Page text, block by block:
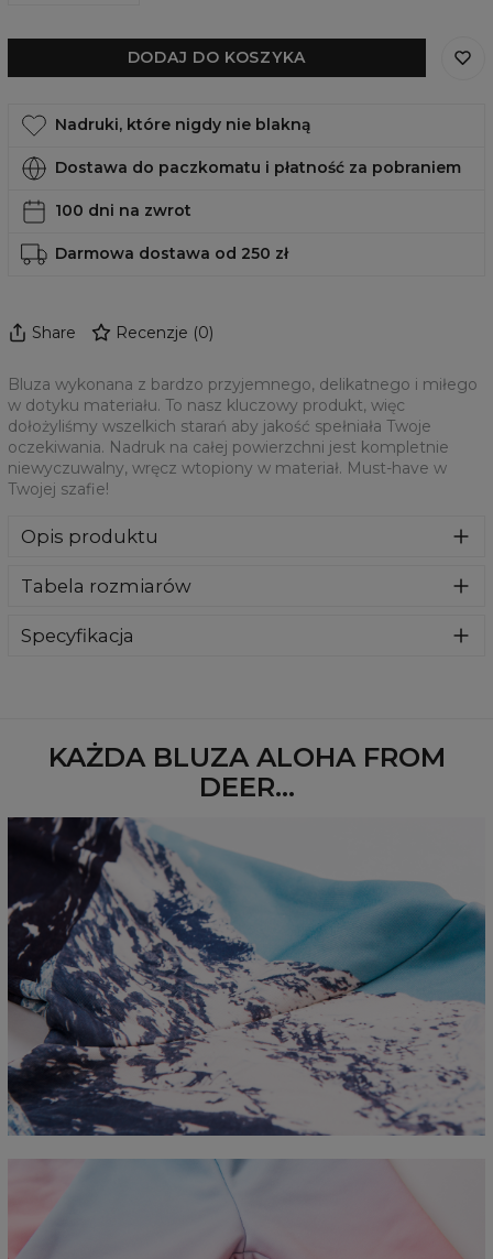
DODAJ DO KOSZYKA
Nadruki, które nigdy nie blakną
Dostawa do paczkomatu i płatność za pobraniem
100 dni na zwrot
Darmowa dostawa od 250 zł
Share Recenzje (0)
Bluza wykonana z bardzo przyjemnego, delikatnego i miłego
w dotyku materiału. To nasz kluczowy produkt, więc
dołożyliśmy wszelkich starań aby jakość spełniała Twoje
oczekiwania. Nadruk na całej powierzchni jest kompletnie
niewyczuwalny, wręcz wtopiony w materiał. Must-have w
Twojej szafie!
Opis produktu
bawełny i poliestru z wysokiej jakości nadrukiem z przodu i
długie rękawy. Trwałe, wzmocnione szwy są kolorowe, aby
Tabela rozmiarów
Mierzone na płasko
CM
XS S M L 3XL
4XL
A - Długość
67 68 69 70 71 73 75
78
B - Sz. klatki piersiowej
50 52 54 56 58 60 63
C - Długość rękawów
66 66 67 68 69
Specyfikacja
KAŻDA BLUZA ALOHA FROM
DEER...